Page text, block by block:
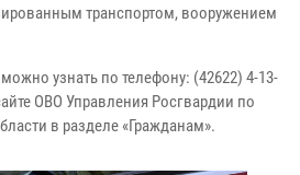
транспортом, вооружением
узнать по телефону: (42622) 4-13-
ОВО Управления Росгвардии по
в разделе «Гражданам».